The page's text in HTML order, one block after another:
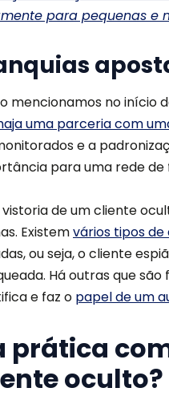
para pequenas e
mencionamos no início
uma parceria com
e a
para uma rede de
vistoria de um cliente
Existemvários tipos
ou seja, o cliente
Há outras que
e faz o papel de um
prática
oculto?